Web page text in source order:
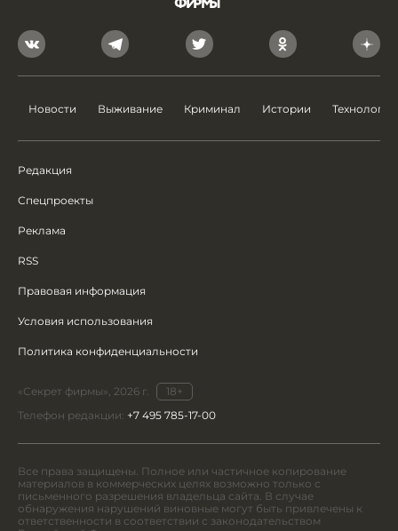
Новости Выживание Криминал Истории Технологии
Редакция
Спецпроекты
Реклама
RSS
Правовая информация
Условия использования
Политика конфиденциальности
«Секрет фирмы», 2026 г.
18+
Телефон редакции: +7 495 785-17-00
Все права защищены. Полное или частичное копирование
материалов в коммерческих целях возможно только с
письменного разрешения владельца сайта. В случае
обнаружения нарушений виновные могут быть привлечены к
ответственности в соответствии с законодательством